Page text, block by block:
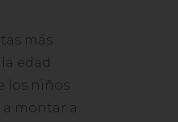
más
edad
los niños
montar a